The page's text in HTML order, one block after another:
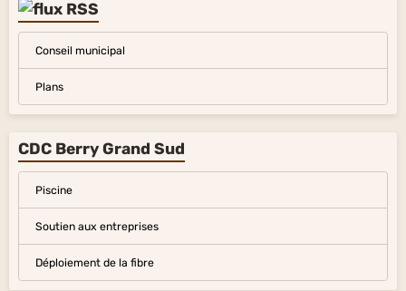
Conseil municipal
Plans
CDC Berry Grand Sud
Piscine
Soutien aux entreprises
Déploiement de la fibre